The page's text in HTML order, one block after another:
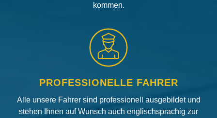
kommen.
PROFESSIONELLE FAHRER
Alle unsere Fahrer sind professionell ausgebildet und
stehen Ihnen auf Wunsch auch englischsprachig zur